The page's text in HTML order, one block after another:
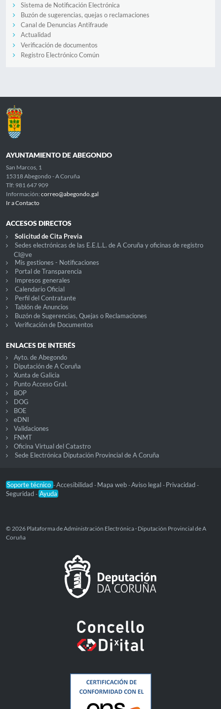
Sistema de Notificación Electrónica
Buzón de sugerencias, quejas o reclamaciones
Canal de Denuncias Antifraude
Actualidad
Verificación de documentos
Registro Electrónico Común
AYUNTAMIENTO DE ABEGONDO
San Marcos, 1
15318 Abegondo - A Coruña
Tlf: 981 647 909
Información: correo@abegondo.gal
Ir a Contacto
ACCESOS DIRECTOS
Solicitud de Cita Previa
Sedes electrónicas de las E.E.L.L. de A Coruña y oficinas de registro
Cl@ve
Mis gestiones - Notificaciones
Portal de Transparencia
Impresos generales
Calendario Oficial
Perfil del Contratante
Tablón de Anuncios
Buzón de Sugerencias, Quejas o Reclamaciones
Verificación de Documentos
ENLACES DE INTERÉS
Ayto. de Abegondo
Diputación de A Coruña
Xunta de Galicia
Punto Acceso Gral.
BOP
DOG
BOE
eDNI
Validaciones
FNMT
Oficina Virtual del Catastro
Sede Electrónica Diputación Provincial de A Coruña
Soporte técnico -Accesibilidad - Mapa web -Aviso legal - Privacidad -
Seguridad - Ayuda
© 2026 Plataforma de Administración Electrónica · Diputación Provincial de A
Coruña